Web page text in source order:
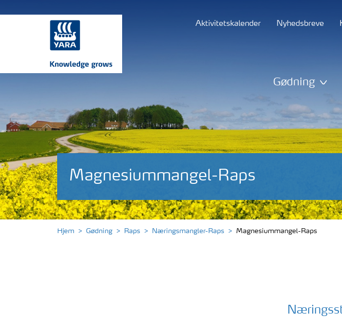
Aktivitetskalender Nyhedsbreve
Gødning
Magnesiummangel-Raps
Hjem Gødning Raps Næringsmangler-Raps Magnesiummangel-Raps